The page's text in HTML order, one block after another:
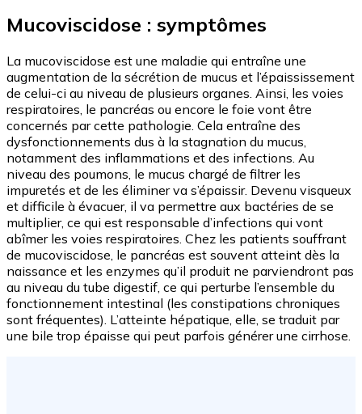
Mucoviscidose : symptômes
La mucoviscidose est une maladie qui entraîne une
augmentation de la sécrétion de mucus et l’épaississement
de celui-ci au niveau de plusieurs organes. Ainsi, les voies
respiratoires, le pancréas ou encore le foie vont être
concernés par cette pathologie. Cela entraîne des
dysfonctionnements dus à la stagnation du mucus,
notamment des inflammations et des infections. Au
niveau des poumons, le mucus chargé de filtrer les
impuretés et de les éliminer va s’épaissir. Devenu visqueux
et difficile à évacuer, il va permettre aux bactéries de se
multiplier, ce qui est responsable d’infections qui vont
abîmer les voies respiratoires. Chez les patients souffrant
de mucoviscidose, le pancréas est souvent atteint dès la
naissance et les enzymes qu’il produit ne parviendront pas
au niveau du tube digestif, ce qui perturbe l’ensemble du
fonctionnement intestinal (les constipations chroniques
sont fréquentes). L’atteinte hépatique, elle, se traduit par
une bile trop épaisse qui peut parfois générer une cirrhose.